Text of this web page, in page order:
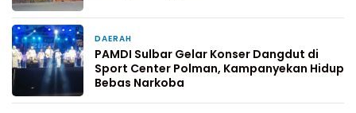
DAERAH
PAMDI Sulbar Gelar Konser Dangdut di
Sport Center Polman, Kampanyekan Hidup
Bebas Narkoba